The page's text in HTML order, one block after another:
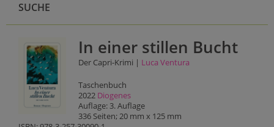
SUCHE
In einer stillen Bucht
Der Capri-Krimi | Luca Ventura
Taschenbuch
2022 Diogenes
Auflage: 3. Auflage
336 Seiten; 20 mm x 125 mm